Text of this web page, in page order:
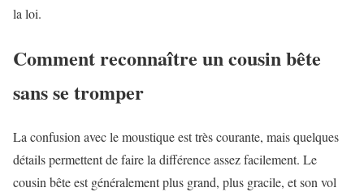
la loi.
Comment reconnaître un cousin bête
sans se tromper
La confusion avec le moustique est très courante, mais quelques
détails permettent de faire la différence assez facilement. Le
cousin bête est généralement plus grand, plus gracile, et son vol